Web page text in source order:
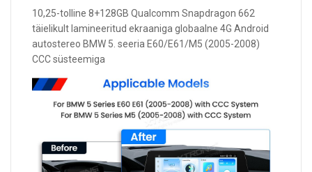
10,25-tolline 8+128GB Qualcomm Snapdragon 662
täielikult lamineeritud ekraaniga globaalne 4G Android
autostereo BMW 5. seeria E60/E61/M5 (2005-2008)
CCC süsteemiga